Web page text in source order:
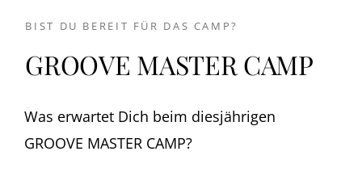
BIST DU BEREIT FÜR DAS CAMP?
GROOVE MASTER CAMP
Was erwartet Dich beim diesjährigen
GROOVE MASTER CAMP?